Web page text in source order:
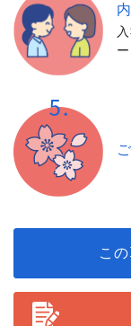
こ